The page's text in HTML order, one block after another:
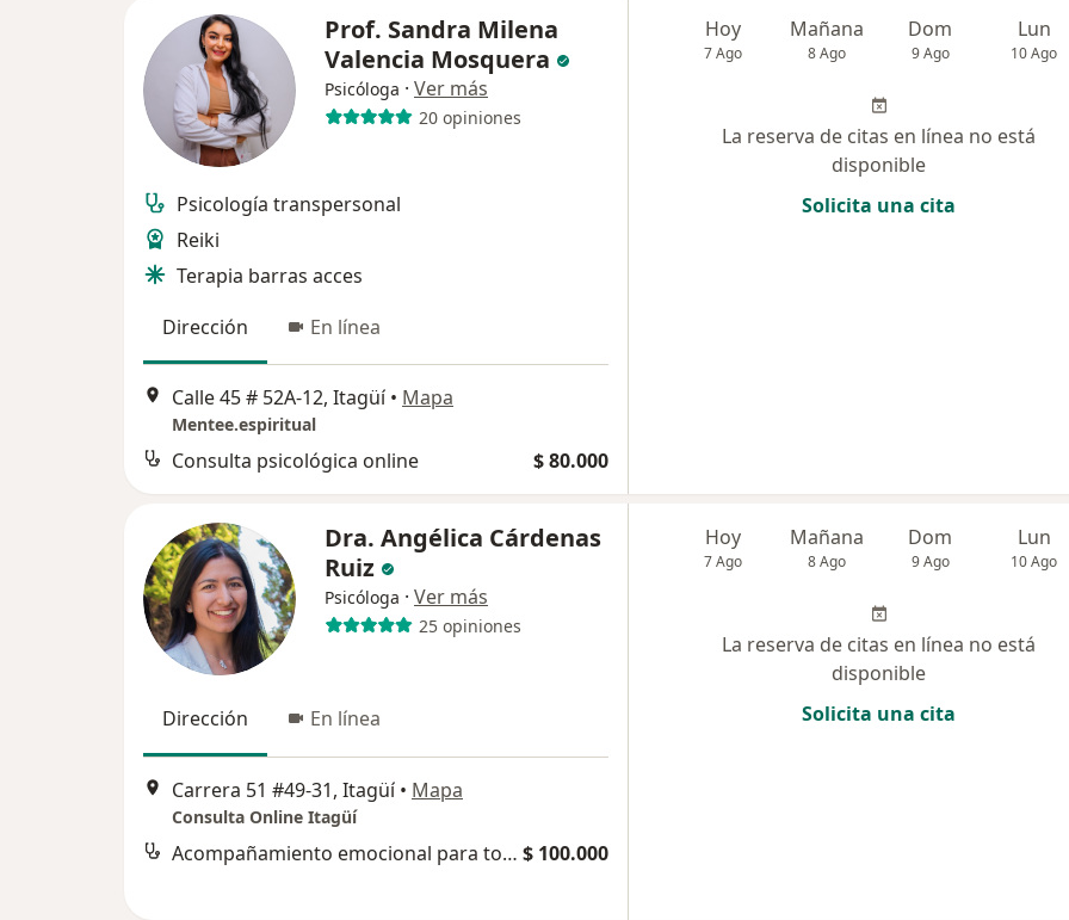
Prof. Sandra Milena
Valencia Mosquera
Psicóloga · Ver más
20 opiniones
Psicología transpersonal
Reiki
Terapia barras acces
Dirección
En línea
Calle 45 # 52A-12, Itagüí • Mapa
Mentee.espiritual
Consulta psicológica online $ 80.000
Hoy
7 Ago
Mañana
8 Ago
Dom
9 Ago
Lun
10 Ago
La reserva de citas en línea no está
disponible
Solicita una cita
Dra. Angélica Cárdenas
Ruiz
Psicóloga · Ver más
25 opiniones
Dirección En línea
Carrera 51 #49-31, Itagüí • Mapa
Consulta Online Itagüí
Acompañamiento emocional para tomar decisiones $ 100.000
Hoy
7 Ago
Mañana
8 Ago
Dom
9 Ago
Lun
10 Ago
La reserva de citas en línea no está
disponible
Solicita una cita